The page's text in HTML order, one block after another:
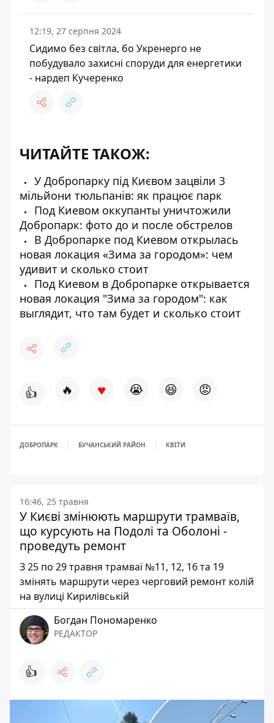
12:19, 27 серпня 2024
Сидимо без світла, бо Укренерго не
побудувало захисні споруди для енергетики
- нардеп Кучеренко
ЧИТАЙТЕ ТАКОЖ:
У Добропарку під Києвом зацвіли 3
мільйони тюльпанів: як працює парк
Под Киевом оккупанты уничтожили
Добропарк: фото до и после обстрелов
В Добропарке под Киевом открылась
новая локация «Зима за городом»: чем
удивит и сколько стоит
Под Киевом в Добропарке открывается
новая локация "Зима за городом": как
выглядит, что там будет и сколько стоит
👍 🔥 ♥ 😭 😆 😡
ДОБРОПАРК БУЧАНСЬКИЙ РАЙОН КВІТИ
16:46, 25 травня
У Києві змінюють маршрути трамваїв,
що курсують на Подолі та Оболоні -
проведуть ремонт
З 25 по 29 травня трамваї №11, 12, 16 та 19
змінять маршрути через черговий ремонт колій
на вулиці Кирилівській
Богдан Пономаренко
РЕДАКТОР
👍